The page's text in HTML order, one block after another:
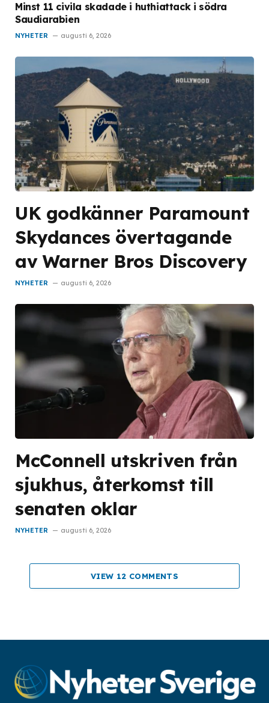
Minst 11 civila skadade i huthiattack i södra
Saudiarabien
NYHETER augusti 6, 2026
UK godkänner Paramount
Skydances övertagande
av Warner Bros Discovery
NYHETER augusti 6, 2026
McConnell utskriven från
sjukhus, återkomst till
senaten oklar
NYHETER augusti 6, 2026
VIEW 12 COMMENTS